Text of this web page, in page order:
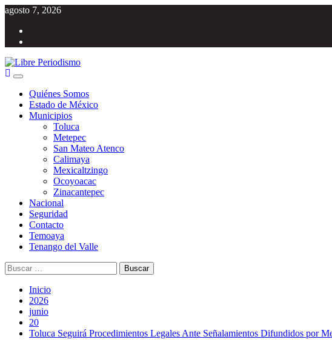
Saltar
contenido
agosto 7, 2026
Menú
principal
Quiénes Somos
Estado de México
Municipios
Toluca
Metepec
San Mateo Atenco
Calimaya
Mexicaltzingo
Ocoyoacac
Zinacantepec
Nacional
Seguridad
Contacto
Temoaya
Tenango del Valle
Buscar:
Inicio
2026
junio
20
Toluca Seguirá Procedimientos Legales Ante Señalamientos Difundidos por